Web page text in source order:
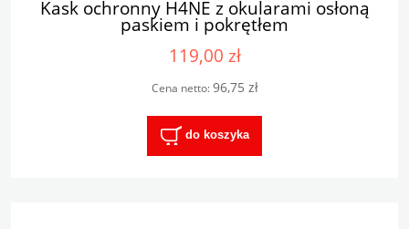
Kask ochronny H4NE z okularami osłoną
paskiem i pokrętłem
119,00 zł
Cena netto:96,75 zł
do koszyka